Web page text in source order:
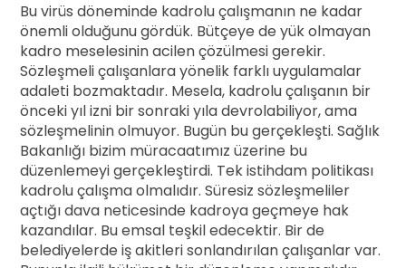
Bu virüs döneminde kadrolu çalışmanın ne kadar
önemli olduğunu gördük. Bütçeye de yük olmayan
kadro meselesinin acilen çözülmesi gerekir.
Sözleşmeli çalışanlara yönelik farklı uygulamalar
adaleti bozmaktadır. Mesela, kadrolu çalışanın bir
önceki yıl izni bir sonraki yıla devrolabiliyor, ama
sözleşmelinin olmuyor. Bugün bu gerçekleşti. Sağlık
Bakanlığı bizim müracaatımız üzerine bu
düzenlemeyi gerçekleştirdi. Tek istihdam politikası
kadrolu çalışma olmalıdır. Süresiz sözleşmeliler
açtığı dava neticesinde kadroya geçmeye hak
kazandılar. Bu emsal teşkil edecektir. Bir de
belediyelerde iş akitleri sonlandırılan çalışanlar var.